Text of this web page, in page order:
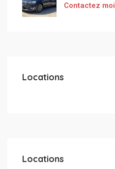
Contactez moi
Locations
Locations